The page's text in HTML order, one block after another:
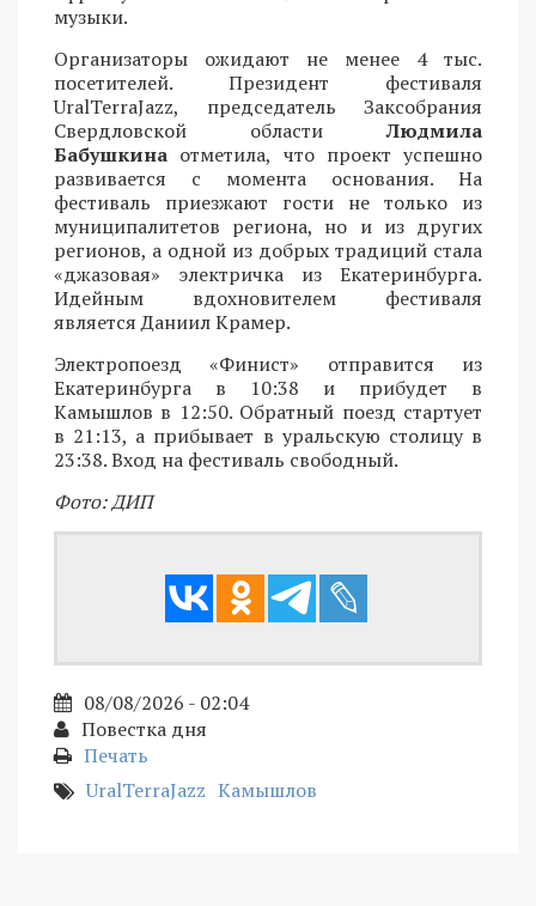
музыки.
Организаторы ожидают не менее 4 тыс.
посетителей. Президент фестиваля
UralTerraJazz, председатель Заксобрания
Свердловской областиЛюдмила
Бабушкина отметила, что проект успешно
развивается с момента основания. На
фестиваль приезжают гости не только из
муниципалитетов региона, но и из других
регионов, а одной из добрых традиций стала
«джазовая» электричка из Екатеринбурга.
Идейным вдохновителем фестиваля
является Даниил Крамер.
Электропоезд «Финист» отправится из
Екатеринбурга в 10:38 и прибудет в
Камышлов в 12:50. Обратный поезд стартует
в 21:13, а прибывает в уральскую столицу в
23:38. Вход на фестиваль свободный.
Фото: ДИП
08/08/2026 - 02:04
Повестка дня
Печать
UralTerraJazz Камышлов